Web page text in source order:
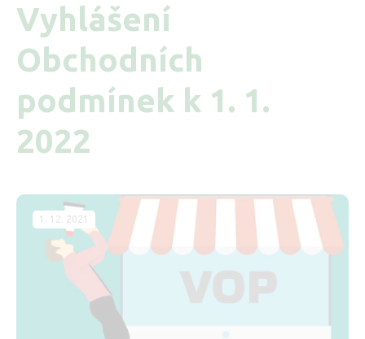
Vyhlášení
Obchodních
podmínek k 1. 1.
2022
1. 12. 2021